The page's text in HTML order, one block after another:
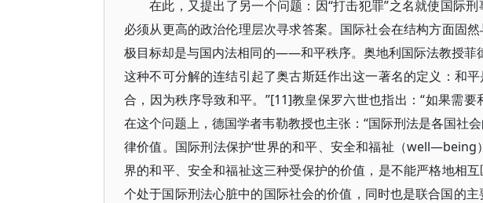
在此，又提出了另一个问题：因“打击犯罪”之名就使国际
必须从更高的政治伦理层次寻求答案。国际社会在结构方面固
极目标却是与国内法相同的——和平秩序。奥地利国际法教授菲
这种不可分解的连结引起了奥古斯廷作出这一著名的定义：和
合，因为秩序导致和平。”[11]教皇保罗六世也指出：“如果需
在这个问题上，德国学者韦勒教授也主张：“国际刑法是各国社
律价值。国际刑法保护‘世界的和平、安全和福祉（well—being
界的和平、安全和福祉这三种受保护的价值，是不能严格地相
个处于国际刑法心脏中的国际社会的价值，同时也是联合国的